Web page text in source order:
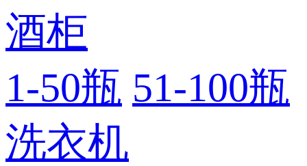
酒柜
1-50瓶 51-100瓶
洗衣机